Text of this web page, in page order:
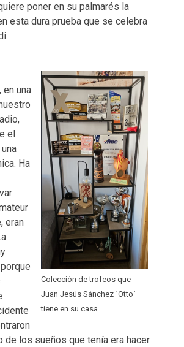
poner en su palmarés la
esta dura prueba que se celebra
Colección de trofeos que
Juan Jesús Sánchez `Otto`
tiene en su casa
en una
el
Ha
eran
de los sueños que tenía era hacer